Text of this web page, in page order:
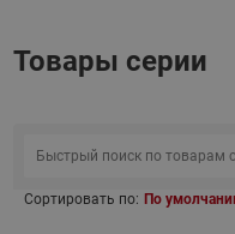
Товары серии
Сортировать по: По